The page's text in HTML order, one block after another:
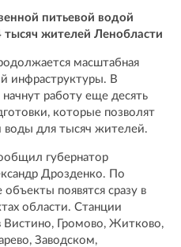
питьевой водой
тысяч жителей Ленобласти
масштабная
инфраструктуры. В
работу еще десять
которые позволят
воды для тысяч жителей.
губернатор
Дрозденко. По
появятся сразу в
области. Станции
Вистино, Громово, Житково,
Заводском,